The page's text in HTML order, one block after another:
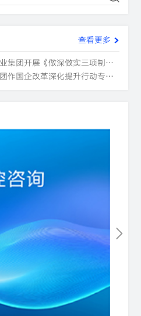
查看更多
中智咨询受邀为中国兵器工业集团开展《做深做实三项制度改革，助力企业高质量发展》专题培训
中智咨询受邀为江西数字集团作国企改革深化提升行动专题培训